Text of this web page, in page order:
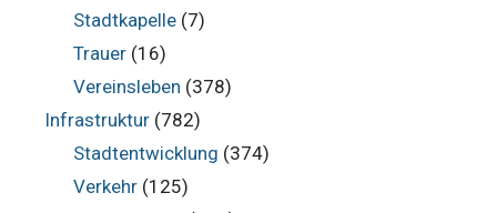
Stadtkapelle(7)
Trauer(16)
Vereinsleben (378)
Infrastruktur (782)
Stadtentwicklung (374)
Verkehr(125)